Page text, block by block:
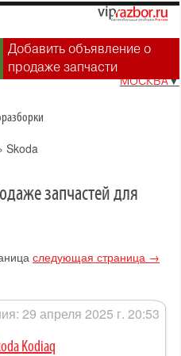
Добавить объявление о
продаже запчасти
МОСКВА▼
Skoda
запчастей для
следующая страница →
29 апреля 2025 г. 20:53
Kodiaq